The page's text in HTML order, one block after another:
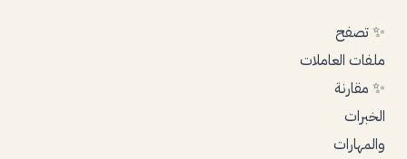
✨ تصفح
ملفات العاملات
✨ مقارنة
الخبرات
والمهارات